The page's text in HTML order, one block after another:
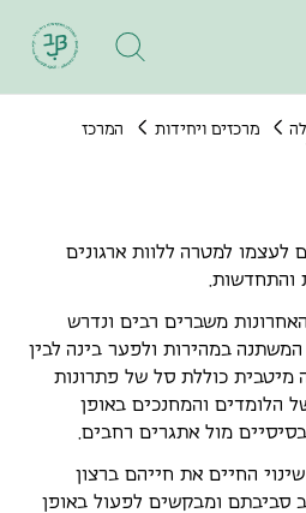
מרכזים ויחידות
המרכז
לעצמו למטרה ללוות ארגונים
והתחדשות.
משברים רבים ונדרש
במהירות ולפער בינה לבין
מיטבית כוללת סל של פתרונות
הלומדים והמחנכים באופן
בסיסיים מול אתגרים רחבים.
החיים את חייהם ברצון
סביבתם ומבקשים לפעול באופן